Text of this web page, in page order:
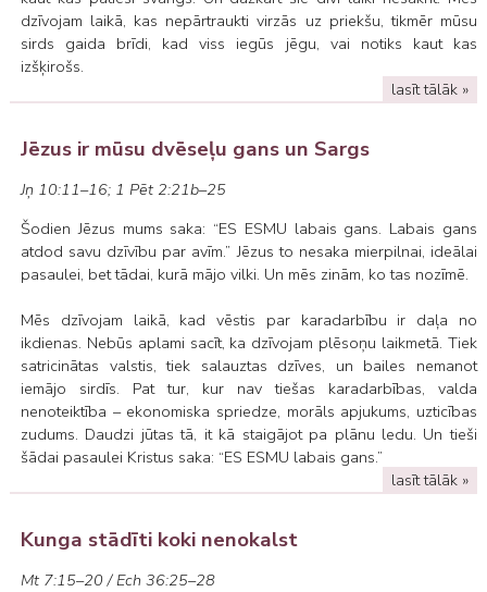
dzīvojam laikā, kas nepārtraukti virzās uz priekšu, tikmēr mūsu
sirds gaida brīdi, kad viss iegūs jēgu, vai notiks kaut kas
izšķirošs.
lasīt tālāk »
Jēzus ir mūsu dvēseļu gans un Sargs
Jņ 10:11–16; 1 Pēt 2:21b–25
Šodien Jēzus mums saka: “ES ESMU labais gans. Labais gans
atdod savu dzīvību par avīm.” Jēzus to nesaka mierpilnai, ideālai
pasaulei, bet tādai, kurā mājo vilki. Un mēs zinām, ko tas nozīmē.
Mēs dzīvojam laikā, kad vēstis par karadarbību ir daļa no
ikdienas. Nebūs aplami sacīt, ka dzīvojam plēsoņu laikmetā. Tiek
satricinātas valstis, tiek salauztas dzīves, un bailes nemanot
iemājo sirdīs. Pat tur, kur nav tiešas karadarbības, valda
nenoteiktība – ekonomiska spriedze, morāls apjukums, uzticības
zudums. Daudzi jūtas tā, it kā staigājot pa plānu ledu. Un tieši
šādai pasaulei Kristus saka: “ES ESMU labais gans.”
lasīt tālāk »
Kunga stādīti koki nenokalst
Mt 7:15–20 / Ech 36:25–28